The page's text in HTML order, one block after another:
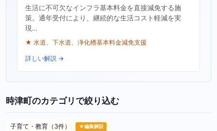
生活に不可欠なインフラ基本料金を直接減免する施
策。通年受付により、継続的な生活コスト軽減を実
現…
★ 水道、下水道、浄化槽基本料金減免支援
詳しい解説 →
時津町のカテゴリで絞り込む
子育て・教育（3件） ★編集解説